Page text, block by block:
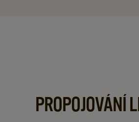
PROPOJOVÁNÍ